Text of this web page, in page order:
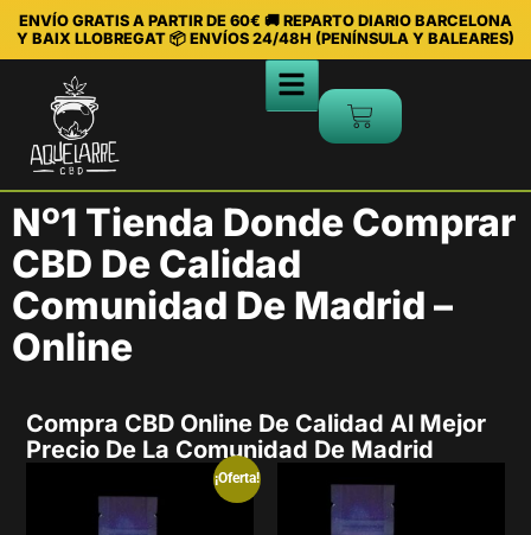
ENVÍO GRATIS A PARTIR DE 60€ 🚚 REPARTO DIARIO BARCELONA
Y BAIX LLOBREGAT 📦 ENVÍOS 24/48H (PENÍNSULA Y BALEARES)
Nº1 Tienda Donde Comprar
CBD De Calidad
Comunidad De Madrid –
Online
Compra CBD Online De Calidad Al Mejor
Precio De La Comunidad De Madrid
¡Oferta!